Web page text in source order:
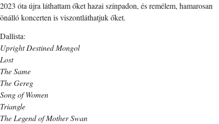
2023 óta újra láthattam őket hazai színpadon, és remélem, hamarosan
önálló koncerten is viszontláthatjuk őket.
Dallista:
Upright Destined Mongol
Lost
The Same
The Gereg
Song of Women
Triangle
The Legend of Mother Swan